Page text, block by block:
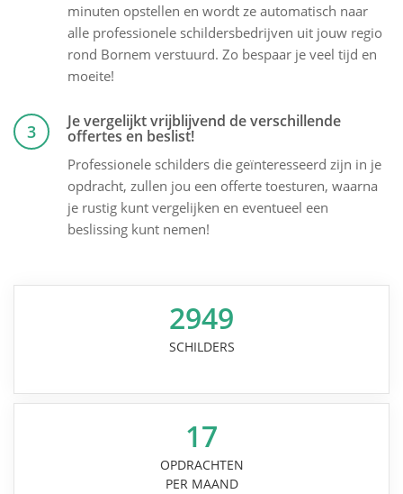
minuten opstellen en wordt ze automatisch naar
alle professionele schildersbedrijven uit jouw regio
rond Bornem verstuurd. Zo bespaar je veel tijd en
moeite!
3 Je vergelijkt vrijblijvend de verschillende
offertes en beslist!
Professionele schilders die geïnteresseerd zijn in je
opdracht, zullen jou een offerte toesturen, waarna
je rustig kunt vergelijken en eventueel een
beslissing kunt nemen!
2949
SCHILDERS
17
OPDRACHTEN
PER MAAND